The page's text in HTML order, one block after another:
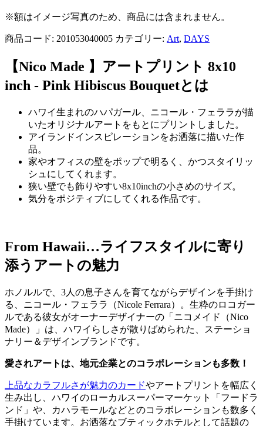
※額はイメージ写真のため、商品には含まれません。
商品コード: 201053040005 カテゴリー: Art, DAYS
【Nico Made 】アートプリント 8x10
inch - Pink Hibiscus Bouquetとは
ハワイ生まれのハパガール、ニコール・フェララが描
いたオリジナルアートをもとにプリントしました。
アイランドインスピレーションをお洒落に描いた作
品。
家やオフィスの壁をポップで明るく、かつスタイリッ
シュにしてくれます。
狭い壁でも飾りやすい8x10inchの小さめのサイズ。
気分をポジティブにしてくれる作品です。
From Hawaii…ライフスタイルに寄り
添うアートの魅力
ホノルルで、3人の息子さんを育てながらデザインを手掛け
る、ニコール・フェララ（Nicole Ferrara）。生粋のロコガー
ルである彼女がオーナーデザイナーの「ニコメイド（Nico
Made）」は、ハワイらしさが散りばめられた、ステーショ
ナリー＆デザインブランドです。
愛されアートは、地元企業とのコラボレーションも多数！
上品なカラフルさが魅力のカードやアートプリントを幅広く
生み出し、ハワイのローカルスーパーマーケット「フードラ
ンド」や、カハラモールなどとのコラボレーションも数多く
手掛けています。お洒落なブティックホテルとして話題の